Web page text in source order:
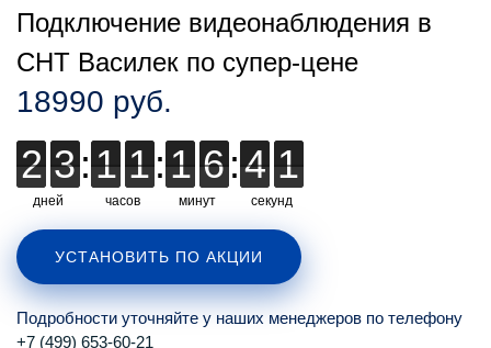
Подключение видеонаблюдения в
СНТ Василек по супер-цене
18990 руб.
дней
2
2 3
3:
часов
1
1 1
1:
минут
1
1 6
6:
секунд
4
4 0
0
0
УСТАНОВИТЬ ПО АКЦИИ
Подробности уточняйте у наших менеджеров по телефону
+7 (499) 653-60-21